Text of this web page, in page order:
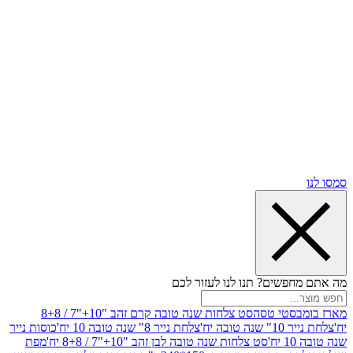
תנו לנו לעזור לכם
טסה
סט צלחות שנה טובה קרם זהב "10+"7 / 8+8
יח'
צלחת נייר 8" שנה טובה 10 יח'
כוסות נייר
סט צלחות שנה טובה לבן זהב "10+"7 / 8+8 יח'
מפת